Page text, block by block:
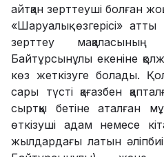
айтқан зерттеуші болған жоқ.
«Шаруалық өзгерісі»
зерттеу
Байтұрсынұлы екеніне
көз жеткізуге болады.
сары түсті қағазбен
сыртқы бетіне аталған
өткізуші адам немесе
жылдардағы латын